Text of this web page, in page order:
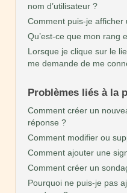
nom d’utilisateur ?
Comment puis-je afficher
Qu’est-ce que mon rang
Lorsque je clique sur le
me demande de me
Problèmes liés à la
Comment créer un
réponse ?
Comment modifier ou
Comment ajouter une
Comment créer un
Pourquoi ne puis-je pas